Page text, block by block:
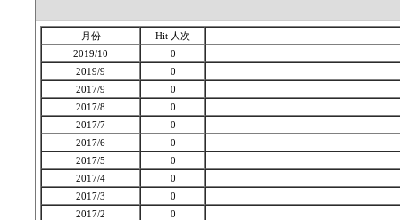
月份
Hit 人次
2019/10
0
2019/9
0
2017/9
0
2017/8
0
2017/7
0
2017/6
0
2017/5
0
2017/4
0
2017/3
0
2017/2
0